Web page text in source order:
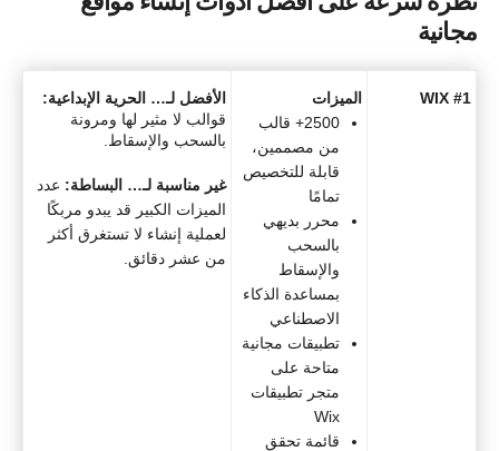
مجانية
#1 WIX
الميزات
2500+ قالب
من مصممين،
قابلة للتخصيص
تمامًا
محرر بديهي
بالسحب
والإسقاط
بمساعدة الذكاء
الاصطناعي
تطبيقات مجانية
متاحة على
متجر تطبيقات
Wix
قائمة تحقق
الأفضل لـ… الحرية الإبداعية:
قوالب لا مثير لها ومرونة
بالسحب والإسقاط.
غير مناسبة لـ… البساطة: عدد
الميزات الكبير قد يبدو مربكًا
لعملية إنشاء لا تستغرق أكثر
من عشر دقائق.